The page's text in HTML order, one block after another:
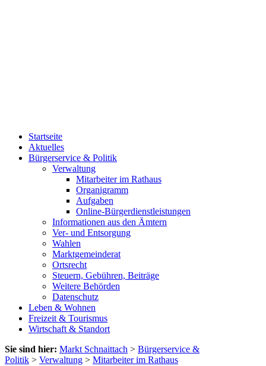
Startseite
Aktuelles
Bürgerservice & Politik
Verwaltung
Mitarbeiter im Rathaus
Organigramm
Aufgaben
Online-Bürgerdienstleistungen
Informationen aus den Ämtern
Ver- und Entsorgung
Wahlen
Marktgemeinderat
Ortsrecht
Steuern, Gebühren, Beiträge
Weitere Behörden
Datenschutz
Leben & Wohnen
Freizeit & Tourismus
Wirtschaft & Standort
Sie sind hier: Markt Schnaittach > Bürgerservice &
Politik > Verwaltung > Mitarbeiter im Rathaus